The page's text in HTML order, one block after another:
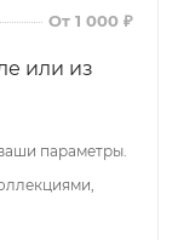
От 1 000 ₽
или из
параметры.